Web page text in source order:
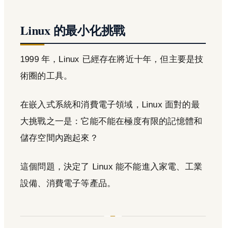
Linux 的最小化挑戰
1999 年，Linux 已經存在將近十年，但主要是技
術圈的工具。
在嵌入式系統和消費電子領域，Linux 面對的最
大挑戰之一是：它能不能在極度有限的記憶體和
儲存空間內跑起來？
這個問題，決定了 Linux 能不能進入家電、工業
設備、消費電子等產品。